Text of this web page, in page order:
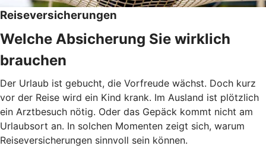
Reiseversicherungen
Welche Absicherung Sie wirklich
brauchen
Der Urlaub ist gebucht, die Vorfreude wächst. Doch kurz
vor der Reise wird ein Kind krank. Im Ausland ist plötzlich
ein Arztbesuch nötig. Oder das Gepäck kommt nicht am
Urlaubsort an. In solchen Momenten zeigt sich, warum
Reiseversicherungen sinnvoll sein können.